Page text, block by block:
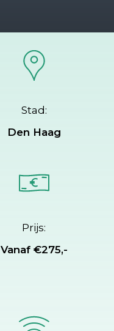
Stad:
Den Haag
Prijs:
Vanaf €275,-